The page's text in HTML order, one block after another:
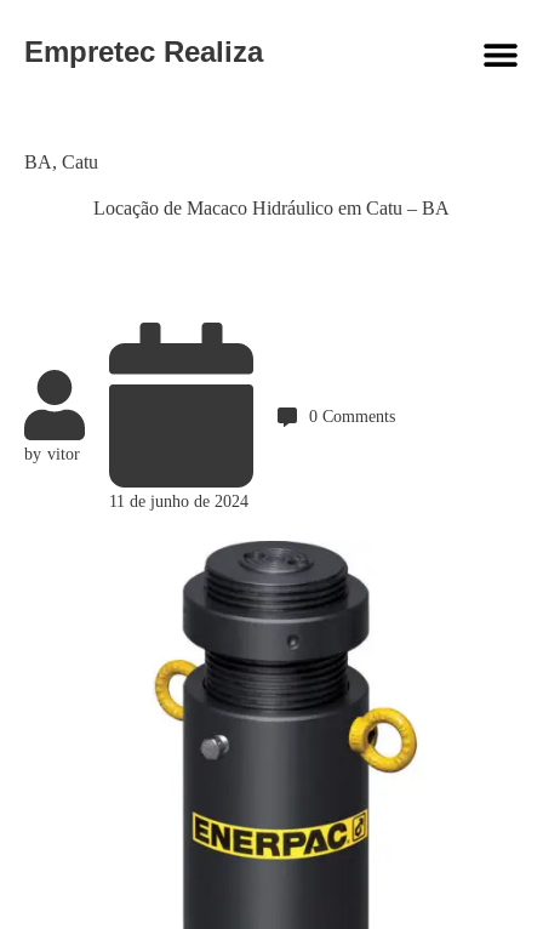
Empretec Realiza
Locação de Macaco Hidráulico em Catu – BA
Category
BA, Catu
by vitor
11 de junho de 2024
0 Comments